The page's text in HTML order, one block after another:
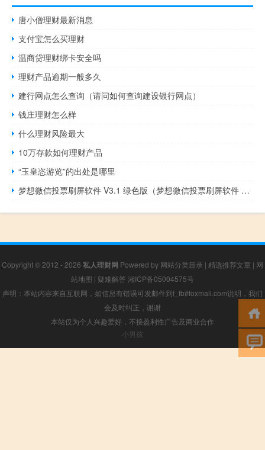
唐小僧理财最新消息
支付宝怎么买理财
温商贷理财绑卡安全吗
理财产品逾期一般多久
建行网点怎么查询（请问如何查询建设银行网点）
钱庄理财怎么样
什么理财风险最大
10万存款如何理财产品
“玉皇恣游览”的出处是哪里
梦想微信投票刷屏软件 V3.1 绿色版（梦想微信投票刷屏软件 V3.1 绿色版功能简介）
Copyright © 2012 - 2026 私人理财网 Powered by 网站分类目录 | 精选推荐文章 | 网
站地图 | 疑难解答 湘ICP备05004575号
声明：本站内容来自互联网，如信息有错误可发邮件到f_fb#foxmail.com说明，我们
会及时纠正，谢谢
本站仅为个人兴趣爱好，不接盈利性广告及商业合作
小男孩